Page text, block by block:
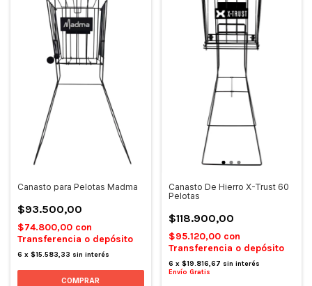
Canasto para Pelotas Madma
$93.500,00
$74.800,00 con
Transferencia o depósito
6 x $15.583,33 sin interés
COMPRAR
Canasto De Hierro X-Trust 60
Pelotas
$118.900,00
$95.120,00 con
Transferencia o depósito
6 x $19.816,67 sin interés
Envío Gratis